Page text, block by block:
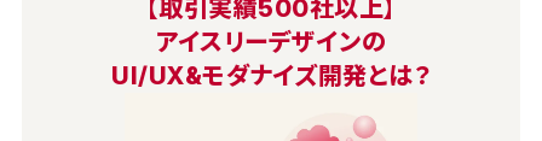
【取引実績500社以上】
アイスリーデザインの
UI/UX&モダナイズ開発とは？